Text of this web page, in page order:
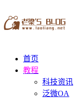
首页
教程
科技资讯
泛微OA